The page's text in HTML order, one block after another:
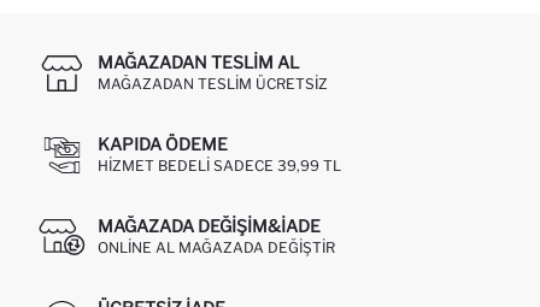
MAĞAZADAN TESLIM AL
MAĞAZADAN TESLIM ÜCRETSIZ
KAPIDA ÖDEME
HIZMET BEDELI SADECE 39,99 TL
MAĞAZADA DEĞIŞIM&İADE
ONLINE AL MAĞAZADA DEĞIŞTIR